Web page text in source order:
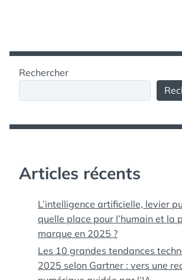
Rechercher
Articles récents
L’intelligence artificielle, levier
quelle place pour l’humain et la
marque en 2025 ?
Les 10 grandes tendances
2025 selon Gartner : vers une